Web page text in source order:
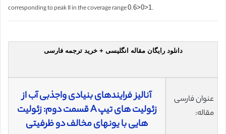
corresponding to peak II in the coverage range0.6>0>1.
دانلود رایگان مقاله انگلیسی + خرید ترجمه فارسی
عنوان فارسی
مقاله:
آنالیز فرایندهای بنیادی واجذبی آب از
زئولیت های تیپ A قسمت دوم: زئولیت
هایی با یونهای مخالف دو ظرفیتی